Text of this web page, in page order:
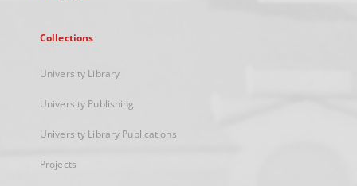
Collections
University Library
University Publishing
University Library Publications
Projects